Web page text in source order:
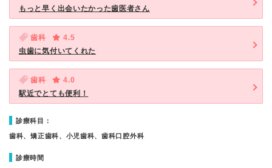
もっと早く出会いたかった歯医者さん
歯科
4.5
虫歯に気付いてくれた
歯科
4.0
駅近でとても便利！
診療科目：
歯科、矯正歯科、小児歯科、歯科口腔外科
診療時間